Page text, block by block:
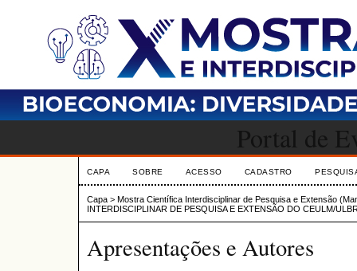
Portal de
CAPA SOBRE ACESSO CADASTRO
Capa > Mostra Científica Interdisciplinar de Pesquisa e Extensão
INTERDISCIPLINAR DE PESQUISA E EXTENSÃO DO CEULM/
Apresentações e Autores